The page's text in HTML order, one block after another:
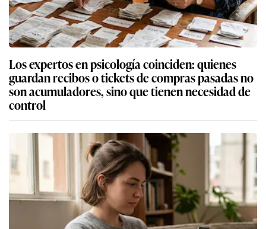
Los expertos en psicología coinciden: quienes
guardan recibos o tickets de compras pasadas no
son acumuladores, sino que tienen necesidad de
control